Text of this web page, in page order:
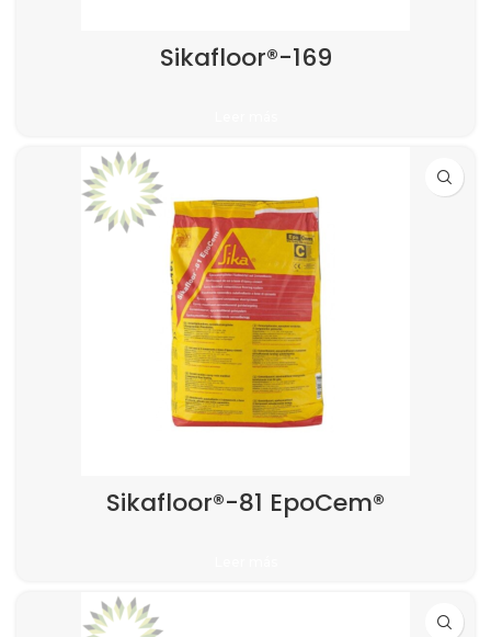
Sikafloor®-169
Sikafloor®-81 EpoCem®